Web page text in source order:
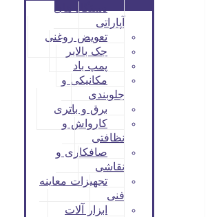
دستگاه های
آپاراتی
تعویض روغنی
جک بالابر
پمپ باد
مکانیکی و
جلوبندی
برق و باتری
کارواش و
نظافتی
صافکاری و
نقاشی
تجهیزات معاینه
فنی
ابزار آلات